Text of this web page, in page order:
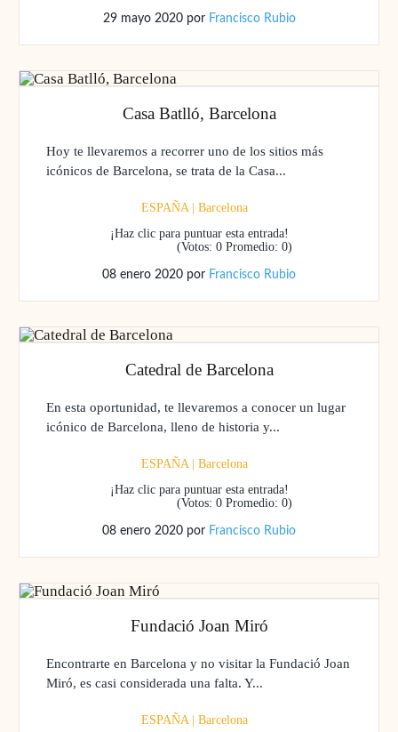
29 mayo 2020por Francisco Rubio
Casa Batlló, Barcelona
Hoy te llevaremos a recorrer uno de los sitios más
icónicos de Barcelona, se trata de la Casa...
ESPAÑA| Barcelona
¡Haz clic para puntuar esta entrada!
(Votos: 0 Promedio: 0)
08 enero 2020 por Francisco Rubio
Catedral de Barcelona
En esta oportunidad, te llevaremos a conocer un lugar
icónico de Barcelona, lleno de historia y...
ESPAÑA| Barcelona
¡Haz clic para puntuar esta entrada!
(Votos: 0 Promedio: 0)
08 enero 2020 por Francisco Rubio
Fundació Joan Miró
Encontrarte en Barcelona y no visitar la Fundació Joan
Miró, es casi considerada una falta. Y...
ESPAÑA| Barcelona